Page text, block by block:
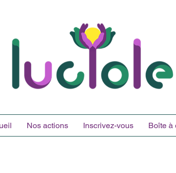
Nos actions Inscrivez-vous Boîte à